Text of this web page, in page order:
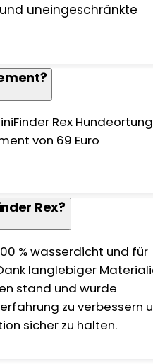
uneingeschränkte
Rex Hundeortung
von 69 Euro
Rex?
% wasserdicht und für
langlebiger
stand und wurde
zu verbessern
sicher zu halten.